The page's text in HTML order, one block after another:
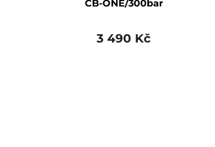
CB-ONE/300bar
3 490 Kč